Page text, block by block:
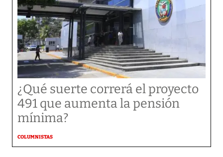
¿Qué suerte correrá el proyecto
491 que aumenta la pensión
mínima?
COLUMNISTAS